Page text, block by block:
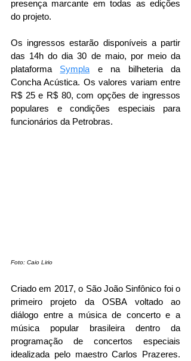
presença marcante em todas as edições
do projeto.
Os ingressos estarão disponíveis a partir
das 14h do dia 30 de maio, por meio da
plataforma Sympla e na bilheteria da
Concha Acústica. Os valores variam entre
R$ 25 e R$ 80, com opções de ingressos
populares e condições especiais para
funcionários da Petrobras.
Foto: Caio Lirio
Criado em 2017, o São João Sinfônico foi o
primeiro projeto da OSBA voltado ao
diálogo entre a música de concerto e a
música popular brasileira dentro da
programação de concertos especiais
idealizada pelo maestro Carlos Prazeres.